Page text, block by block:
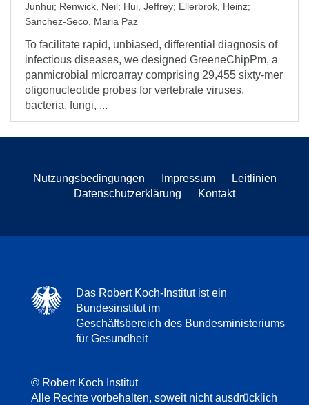
Junhui; Renwick, Neil; Hui, Jeffrey; Ellerbrok, Heinz;
Sanchez-Seco, Maria Paz
To facilitate rapid, unbiased, differential diagnosis of
infectious diseases, we designed GreeneChipPm, a
panmicrobial microarray comprising 29,455 sixty-mer
oligonucleotide probes for vertebrate viruses,
bacteria, fungi, ...
Nutzungsbedingungen Impressum
Leitlinien
Datenschutzerklärung
Kontakt
Das Robert Koch-Institut ist ein
Bundesinstitut im
Geschäftsbereich des Bundesministeriums
für Gesundheit
© Robert Koch Institut
Alle Rechte vorbehalten, soweit nicht ausdrücklich